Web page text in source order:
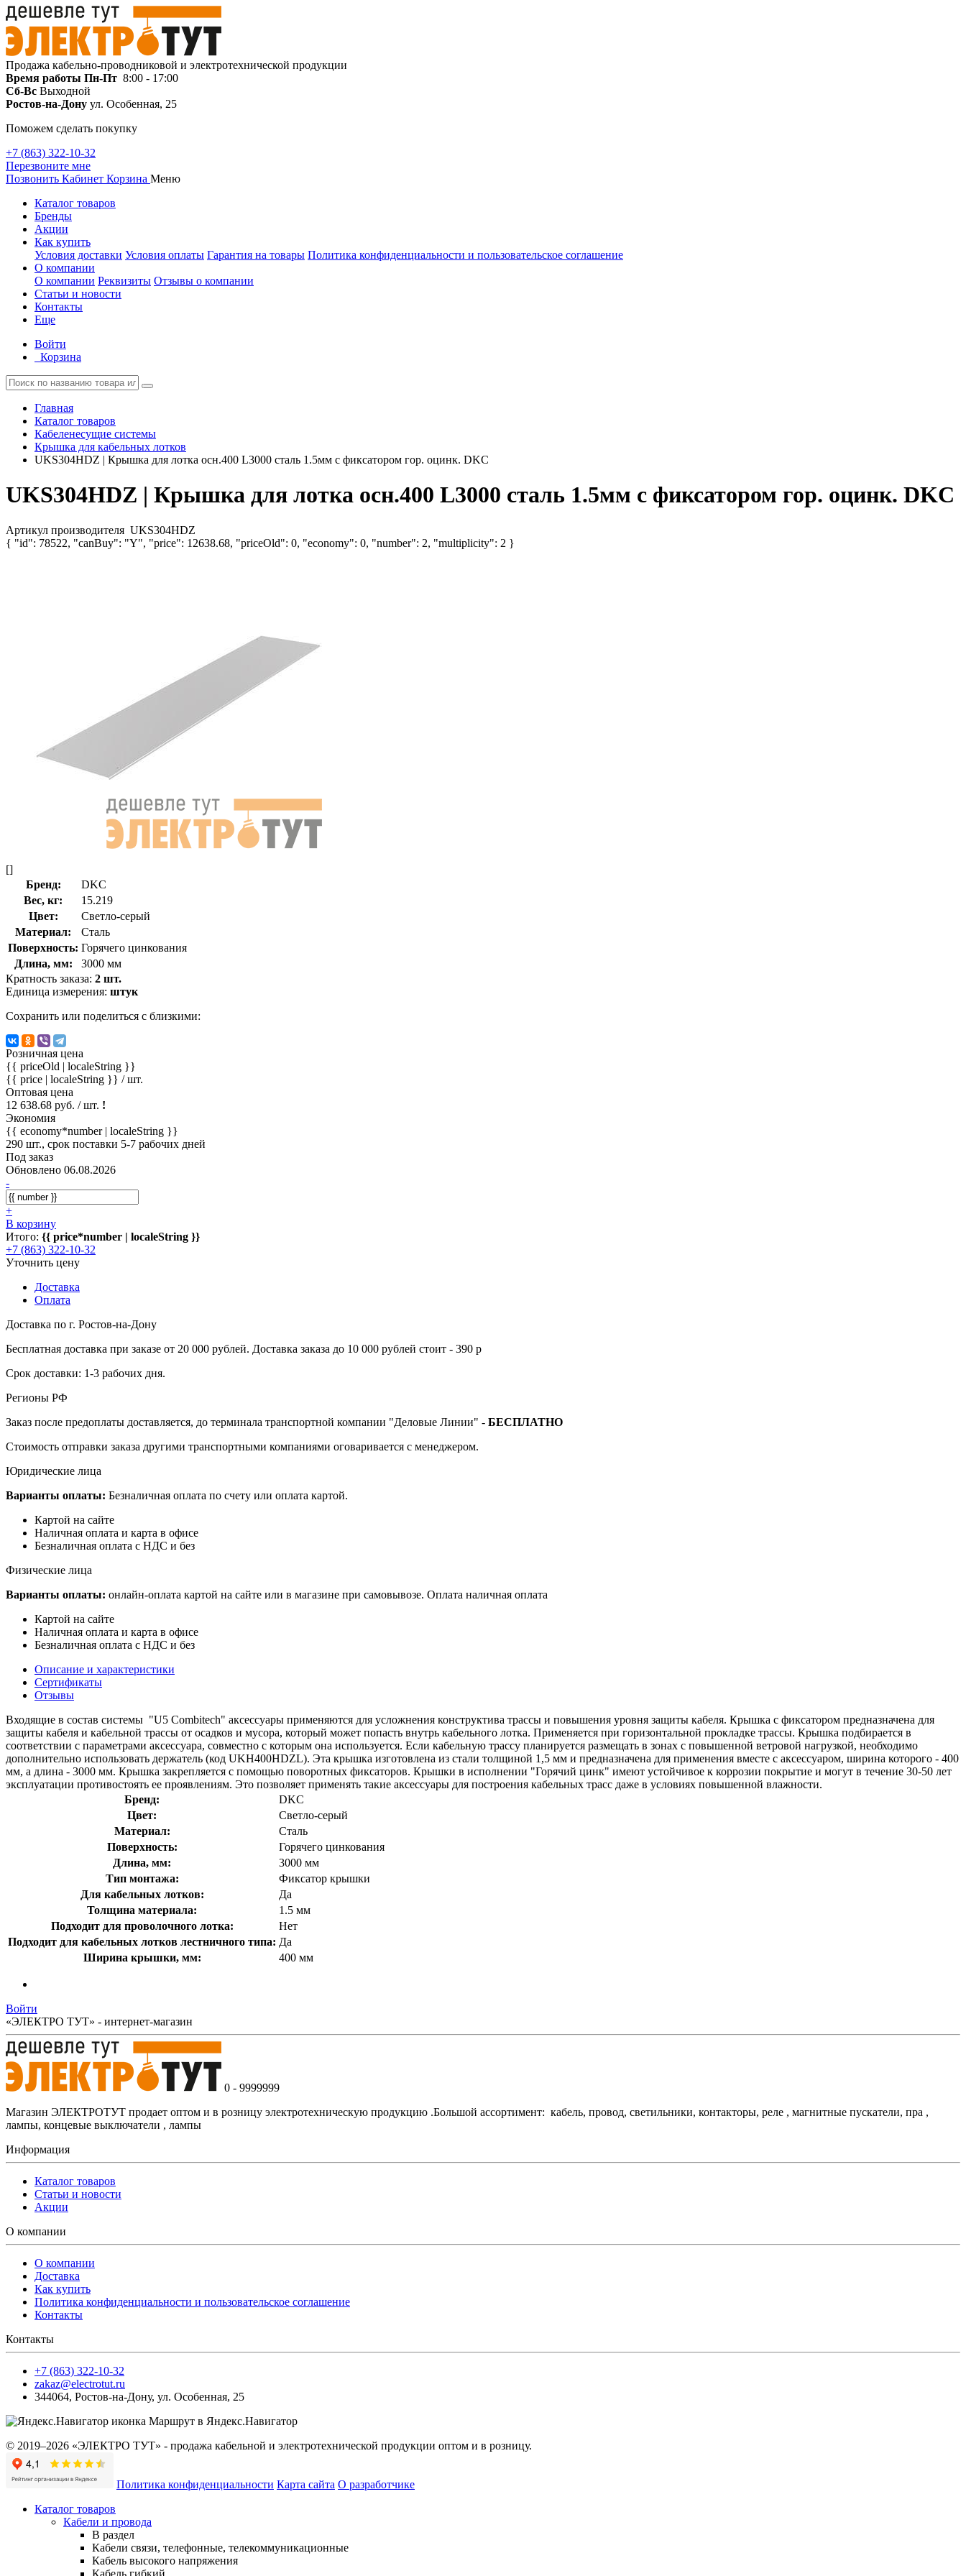
Продажа кабельно-проводниковой и электротехнической продукции
Время работы Пн-Пт 8:00 - 17:00
Сб-Вс Выходной
Ростов-на-Дону ул. Особенная, 25
Поможем сделать покупку
+7 (863) 322-10-32
Перезвоните мне
Позвонить Кабинет Корзина Меню
Каталог товаров
Бренды
Акции
Как купить
Условия доставки Условия оплаты Гарантия на товары Политика конфиденциальности и пользовательское соглашение
О компании
О компании Реквизиты Отзывы о компании
Статьи и новости
Контакты
Еще
Войти
Корзина
Главная
Каталог товаров
Кабеленесущие системы
Крышка для кабельных лотков
UKS304HDZ | Крышка для лотка осн.400 L3000 сталь 1.5мм с фиксатором гор. оцинк. DKC
UKS304HDZ | Крышка для лотка осн.400 L3000 сталь 1.5мм с фиксатором гор. оцинк. DKC
Артикул производителя UKS304HDZ
{ "id": 78522, "canBuy": "Y", "price": 12638.68, "priceOld": 0, "economy": 0, "number": 2, "multiplicity": 2 }
[]
Бренд:
DKC
Вес, кг:
15.219
Цвет:
Светло-серый
Материал:
Сталь
Поверхность: Горячего цинкования
Длина, мм:
3000 мм
Кратность заказа: 2 шт.
Единица измерения: штук
Сохранить или поделиться с близкими:
Розничная цена
{{ priceOld | localeString }}
{{ price | localeString }} / шт.
Оптовая цена
12 638.68 руб. / шт. !
Экономия
{{ economy*number | localeString }}
290 шт., срок поставки 5-7 рабочих дней
Под заказ
Обновлено 06.08.2026
-
+
В корзину
Итого: {{ price*number | localeString }}
+7 (863) 322-10-32
Уточнить цену
Доставка
Оплата
Доставка по г. Ростов-на-Дону
Бесплатная доставка при заказе от 20 000 рублей. Доставка заказа до 10 000 рублей стоит - 390 р
Срок доставки: 1-3 рабочих дня.
Регионы РФ
Заказ после предоплаты доставляется, до терминала транспортной компании "Деловые Линии" - БЕСПЛАТНО
Стоимость отправки заказа другими транспортными компаниями оговаривается с менеджером.
Юридические лица
Варианты оплаты: Безналичная оплата по счету или оплата картой.
Картой на сайте
Наличная оплата и карта в офисе
Безналичная оплата с НДС и без
Физические лица
Варианты оплаты: онлайн-оплата картой на сайте или в магазине при самовывозе. Оплата наличная оплата
Картой на сайте
Наличная оплата и карта в офисе
Безналичная оплата с НДС и без
Описание и характеристики
Сертификаты
Отзывы
Входящие в состав системы "U5 Combitech" аксессуары применяются для усложнения конструктива трассы и повышения уровня защиты кабеля. Крышка с фиксатором предназначена для
защиты кабеля и кабельной трассы от осадков и мусора, который может попасть внутрь кабельного лотка. Применяется при горизонтальной прокладке трассы. Крышка подбирается в
соответствии с параметрами аксессуара, совместно с которым она используется. Если кабельную трассу планируется размещать в зонах с повышенной ветровой нагрузкой, необходимо
дополнительно использовать держатель (код UKH400HDZL). Эта крышка изготовлена из стали толщиной 1,5 мм и предназначена для применения вместе с аксессуаром, ширина которого - 400
мм, а длина - 3000 мм. Крышка закрепляется с помощью поворотных фиксаторов. Крышки в исполнении "Горячий цинк" имеют устойчивое к коррозии покрытие и могут в течение 30-50 лет
эксплуатации противостоять ее проявлениям. Это позволяет применять такие аксессуары для построения кабельных трасс даже в условиях повышенной влажности.
Бренд:
DKC
Цвет:
Светло-серый
Материал:
Сталь
Поверхность:
Горячего цинкования
Длина, мм:
3000 мм
Тип монтажа:
Фиксатор крышки
Для кабельных лотков:
Да
Толщина материала:
1.5 мм
Подходит для проволочного лотка:
Нет
Подходит для кабельных лотков лестничного типа: Да
Ширина крышки, мм:
400 мм
Войти
«ЭЛЕКТРО ТУТ» - интернет-магазин
0 - 9999999
Магазин ЭЛЕКТРОТУТ продает оптом и в розницу электротехническую продукцию .Большой ассортимент: кабель, провод, светильники, контакторы, реле , магнитные пускатели, пра ,
лампы, концевые выключатели , лампы
Информация
Каталог товаров
Статьи и новости
Акции
О компании
О компании
Доставка
Как купить
Политика конфиденциальности и пользовательское соглашение
Контакты
Контакты
+7 (863) 322-10-32
zakaz@electrotut.ru
344064, Ростов-на-Дону, ул. Особенная, 25
Маршрут в Яндекс.Навигатор
© 2019–2026 «ЭЛЕКТРО ТУТ» - продажа кабельной и электротехнической продукции оптом и в розницу.
Политика конфиденциальности Карта сайта О разработчике
Каталог товаров
Кабели и провода
В раздел
Кабели связи, телефонные, телекоммуникационные
Кабель высокого напряжения
Кабель гибкий